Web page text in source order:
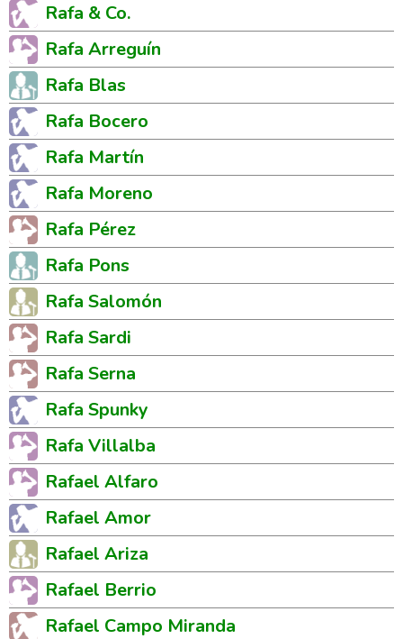
Rafa & Co.
Rafa Arreguín
Rafa Blas
Rafa Bocero
Rafa Martín
Rafa Moreno
Rafa Pérez
Rafa Pons
Rafa Salomón
Rafa Sardi
Rafa Serna
Rafa Spunky
Rafa Villalba
Rafael Alfaro
Rafael Amor
Rafael Ariza
Rafael Berrio
Rafael Campo Miranda